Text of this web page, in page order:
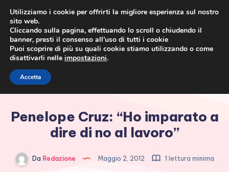
Penelope Cruz: “Ho imparato a
dire di no al lavoro”
Da Redazione Maggio 2, 2012 1 lettura minima
Utilizziamo i cookie per offrirti la migliore esperienza sul nostro
sito web.
Cliccando sulla pagina, effettuando lo scroll o chiudendo il
banner, presti il consenso all’uso di tutti i cookie
Puoi scoprire di più su quali cookie stiamo utilizzando o come
disattivarli nelle impostazioni.
Accetta